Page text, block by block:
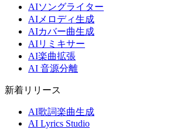
AIソングライター
AIメロディ生成
AIカバー曲生成
AIリミキサー
AI楽曲拡張
AI 音源分離
新着リリース
AI歌詞楽曲生成
AI Lyrics Studio